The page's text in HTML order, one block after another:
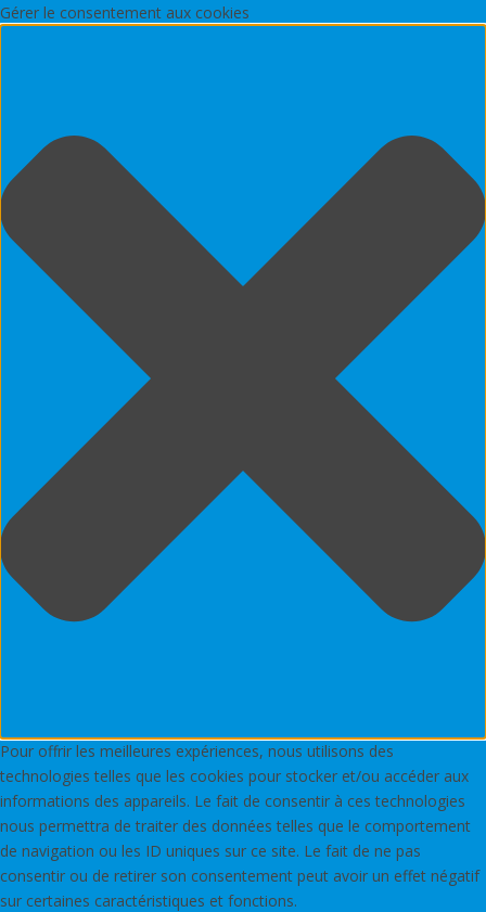
Gérer le consentement aux cookies
Pour offrir les meilleures expériences, nous utilisons des
technologies telles que les cookies pour stocker et/ou accéder aux
informations des appareils. Le fait de consentir à ces technologies
nous permettra de traiter des données telles que le comportement
de navigation ou les ID uniques sur ce site. Le fait de ne pas
consentir ou de retirer son consentement peut avoir un effet négatif
sur certaines caractéristiques et fonctions.